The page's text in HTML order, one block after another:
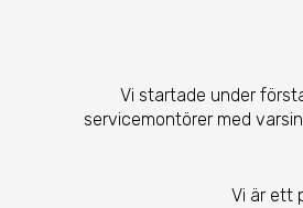
Vi startade under
servicemontörer med
Vi är ett